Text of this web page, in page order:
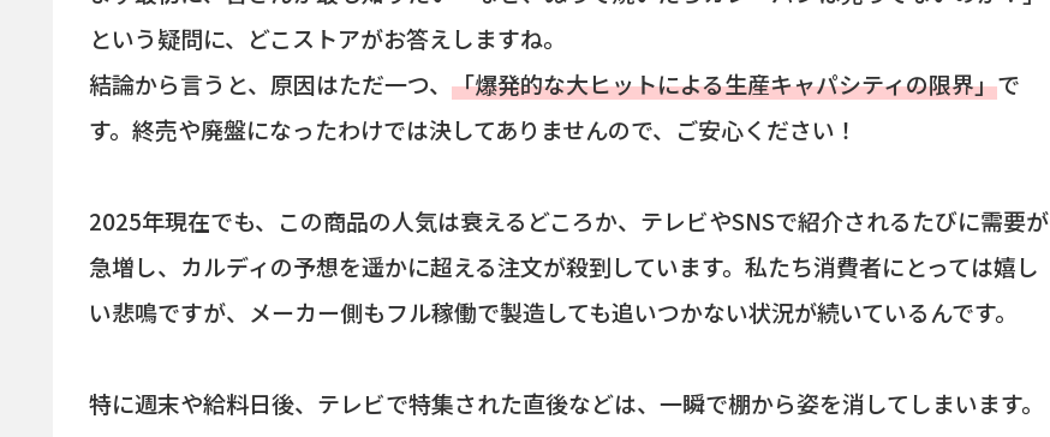
という疑問に、どこストアがお答えしますね。
結論から言うと、原因はただ一つ、 「爆発的な大ヒットによる生産キャパシティの限界」で
す。終売や廃盤になったわけでは決してありませんので、ご安心ください！
2025年現在でも、この商品の人気は衰えるどころか、テレビやSNSで紹介されるたびに需要が
急増し、カルディの予想を遥かに超える注文が殺到しています。私たち消費者にとっては嬉し
い悲鳴ですが、メーカー側もフル稼働で製造しても追いつかない状況が続いているんです。
特に週末や給料日後、テレビで特集された直後などは、一瞬で棚から姿を消してしまいます。